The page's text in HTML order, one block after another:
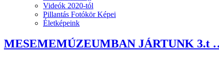
Videók 2020-tól
Pillantás Fotókör Képei
Életképeink
MESEMEMÚZEUMBAN JÁRTUNK 3.t